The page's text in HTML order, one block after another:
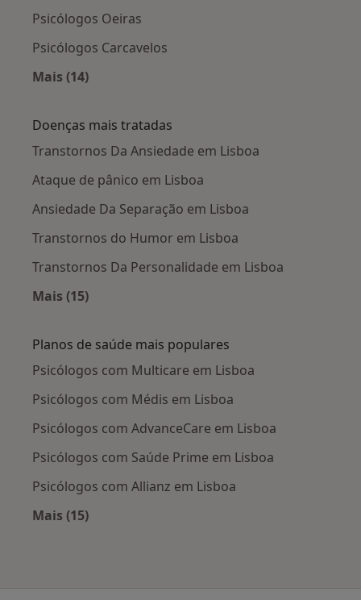
Psicólogos Oeiras
Psicólogos Carcavelos
Mais (14)
Doenças mais tratadas
Transtornos Da Ansiedade em Lisboa
Ataque de pânico em Lisboa
Ansiedade Da Separação em Lisboa
Transtornos do Humor em Lisboa
Transtornos Da Personalidade em Lisboa
Mais (15)
Planos de saúde mais populares
Psicólogos com Multicare em Lisboa
Psicólogos com Médis em Lisboa
Psicólogos com AdvanceCare em Lisboa
Psicólogos com Saúde Prime em Lisboa
Psicólogos com Allianz em Lisboa
Mais (15)